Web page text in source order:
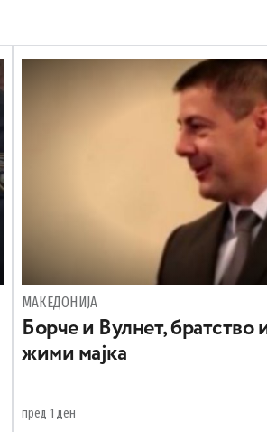
МАКЕДОНИЈА
Борче и Вулнет, братство
жими мајка
пред 1 ден